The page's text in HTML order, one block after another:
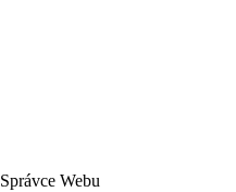
Správce Webu